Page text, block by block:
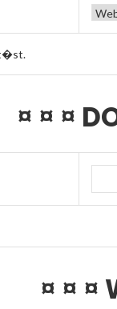
¤ ¤ ¤
¤ ¤ ¤